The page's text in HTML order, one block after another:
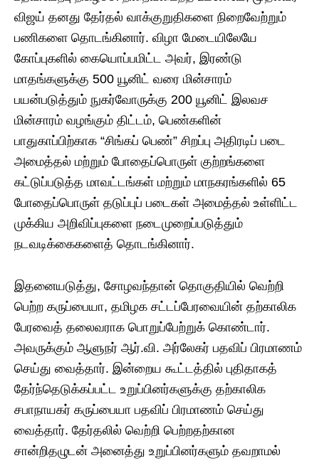
விஜய் தனது தேர்தல் வாக்குறுதிகளை நிறைவேற்றும்
பணிகளை தொடங்கினார். விழா மேடையிலேயே
கோப்புகளில் கையொப்பமிட்ட அவர், இரண்டு
மாதங்களுக்கு 500 யூனிட் வரை மின்சாரம்
பயன்படுத்தும் நுகர்வோருக்கு 200 யூனிட் இலவச
மின்சாரம் வழங்கும் திட்டம், பெண்களின்
பாதுகாப்பிற்காக “சிங்கப் பெண்” சிறப்பு அதிரடிப் படை
அமைத்தல் மற்றும் போதைப்பொருள் குற்றங்களை
கட்டுப்படுத்த மாவட்டங்கள் மற்றும் மாநகரங்களில் 65
போதைப்பொருள் தடுப்புப் படைகள் அமைத்தல் உள்ளிட்ட
முக்கிய அறிவிப்புகளை நடைமுறைப்படுத்தும்
நடவடிக்கைகளைத் தொடங்கினார்.
இதனையடுத்து, சோழவந்தான் தொகுதியில் வெற்றி
பெற்ற கருப்பையா, தமிழக சட்டப்பேரவையின் தற்காலிக
பேரவைத் தலைவராக பொறுப்பேற்றுக் கொண்டார்.
அவருக்கும் ஆளுநர் ஆர்.வி. அர்லேகர் பதவிப் பிரமாணம்
செய்து வைத்தார். இன்றைய கூட்டத்தில் புதிதாகத்
தேர்ந்தெடுக்கப்பட்ட உறுப்பினர்களுக்கு தற்காலிக
சபாநாயகர் கருப்பையா பதவிப் பிரமாணம் செய்து
வைத்தார். தேர்தலில் வெற்றி பெற்றதற்கான
சான்றிதழுடன் அனைத்து உறுப்பினர்களும் தவறாமல்